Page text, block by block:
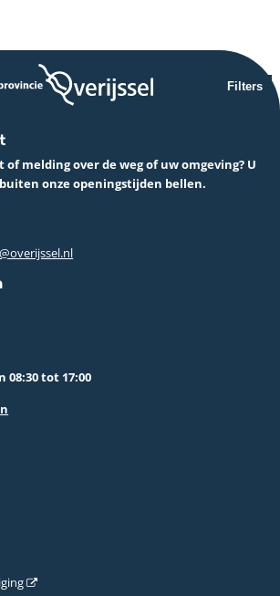
Filters
melding over de weg of uw omgeving? U
onze openingstijden bellen.
08:30 tot 17:00